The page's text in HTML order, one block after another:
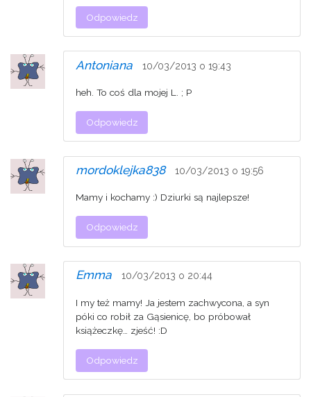
Odpowiedz
Antoniana 10/03/2013 o 19:43
heh. To coś dla mojej L. ; P
Odpowiedz
mordoklejka838 10/03/2013 o 19:56
Mamy i kochamy :) Dziurki są najlepsze!
Odpowiedz
Emma 10/03/2013 o 20:44
I my też mamy! Ja jestem zachwycona, a syn
póki co robił za Gąsienicę, bo próbował
książeczkę… zjeść! :D
Odpowiedz